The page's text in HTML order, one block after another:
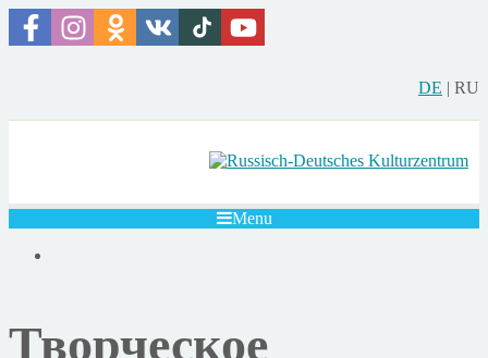
DE | RU
Menu
Творческое